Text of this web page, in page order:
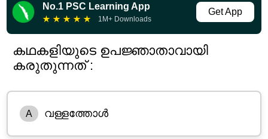
No.1 PSC Learning App
★ ★ ★ ★ ★ 1M+ Downloads
Get App
കഥകളിയുടെ ഉപജ്ഞാതാവായി
കരുതുന്നത് :
A വള്ളത്തോൾ